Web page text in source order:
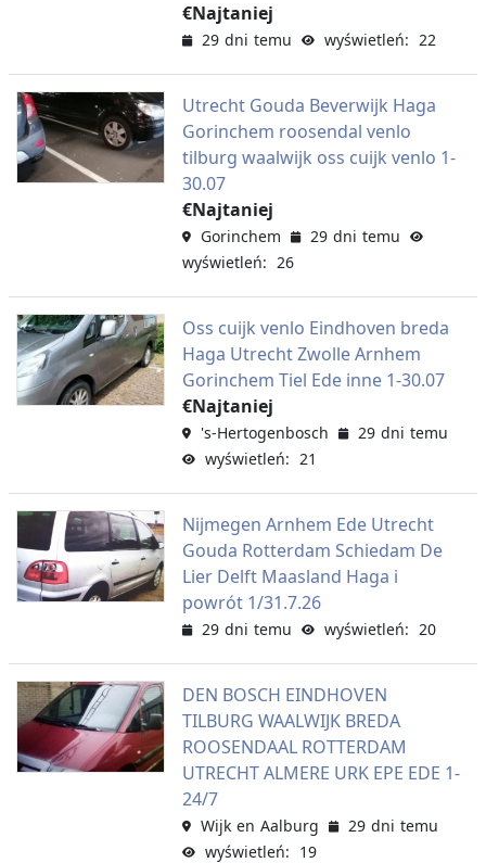
€Najtaniej
29 dni temu wyświetleń: 22
Utrecht Gouda Beverwijk Haga
Gorinchem roosendal venlo
tilburg waalwijk oss cuijk venlo 1-
30.07
€Najtaniej
Gorinchem
29 dni temu
wyświetleń: 26
Oss cuijk venlo Eindhoven breda
Haga Utrecht Zwolle Arnhem
Gorinchem Tiel Ede inne 1-30.07
€Najtaniej
's-Hertogenbosch
29 dni temu
wyświetleń: 21
Nijmegen Arnhem Ede Utrecht
Gouda Rotterdam Schiedam De
Lier Delft Maasland Haga i
powrót 1/31.7.26
29 dni temu wyświetleń: 20
DEN BOSCH EINDHOVEN
TILBURG WAALWIJK BREDA
ROOSENDAAL ROTTERDAM
UTRECHT ALMERE URK EPE EDE 1-
24/7
Wijk en Aalburg
29 dni temu
wyświetleń: 19